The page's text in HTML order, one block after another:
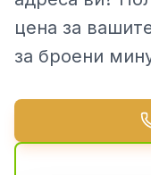
цена за
за броени